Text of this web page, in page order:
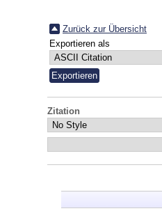
Zurück zur Übersicht
Exportieren als
Zitation